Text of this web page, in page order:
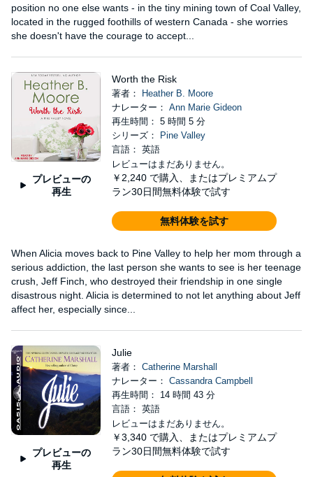
position no one else wants - in the tiny mining town of Coal Valley,
located in the rugged foothills of western Canada - she worries
she doesn't have the courage to accept...
プレビューの
再生
Worth the Risk
著者：
Heather B. Moore
ナレーター： Ann Marie Gideon
再生時間： 5 時間 5 分
シリーズ：
Pine Valley
言語： 英語
レビューはまだありません。
￥2,240 で購入、またはプレミアムプ
ラン30日間無料体験で試す
無料体験を試す
When Alicia moves back to Pine Valley to help her mom through a
serious addiction, the last person she wants to see is her teenage
crush, Jeff Finch, who destroyed their friendship in one single
disastrous night. Alicia is determined to not let anything about Jeff
affect her, especially since...
プレビューの
再生
Julie
著者： Catherine Marshall
ナレーター： Cassandra Campbell
再生時間： 14 時間 43 分
言語： 英語
レビューはまだありません。
￥3,340 で購入、またはプレミアムプ
ラン30日間無料体験で試す